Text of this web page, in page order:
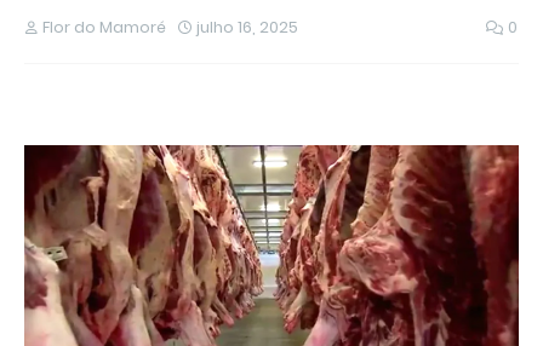
Flor do Mamoré julho 16, 2025 0